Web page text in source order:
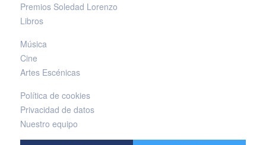
Premios Soledad Lorenzo
Libros
Música
Cine
Artes Escénicas
Política de cookies
Privacidad de datos
Nuestro equipo